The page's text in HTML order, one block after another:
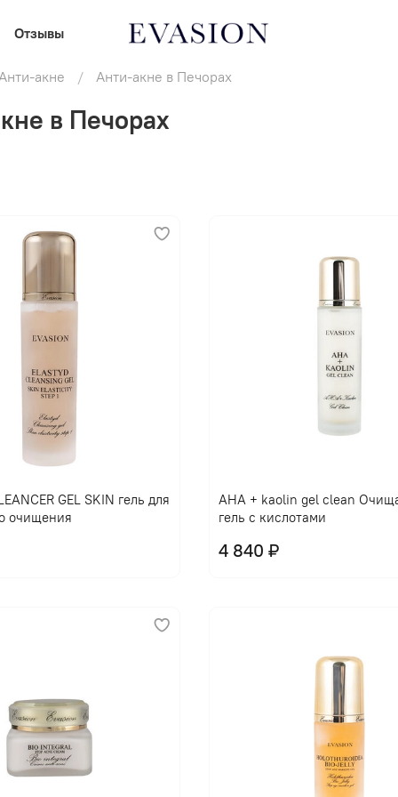
Отзывы
акне Анти-акне в Печорах
в Печорах
GEL SKIN гель для
очищения
В корзину
AHA + kaolin gel clean
гель с кислотами
4 840 ₽